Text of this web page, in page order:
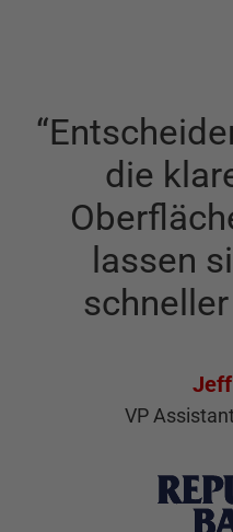
“
die
lassen
VP